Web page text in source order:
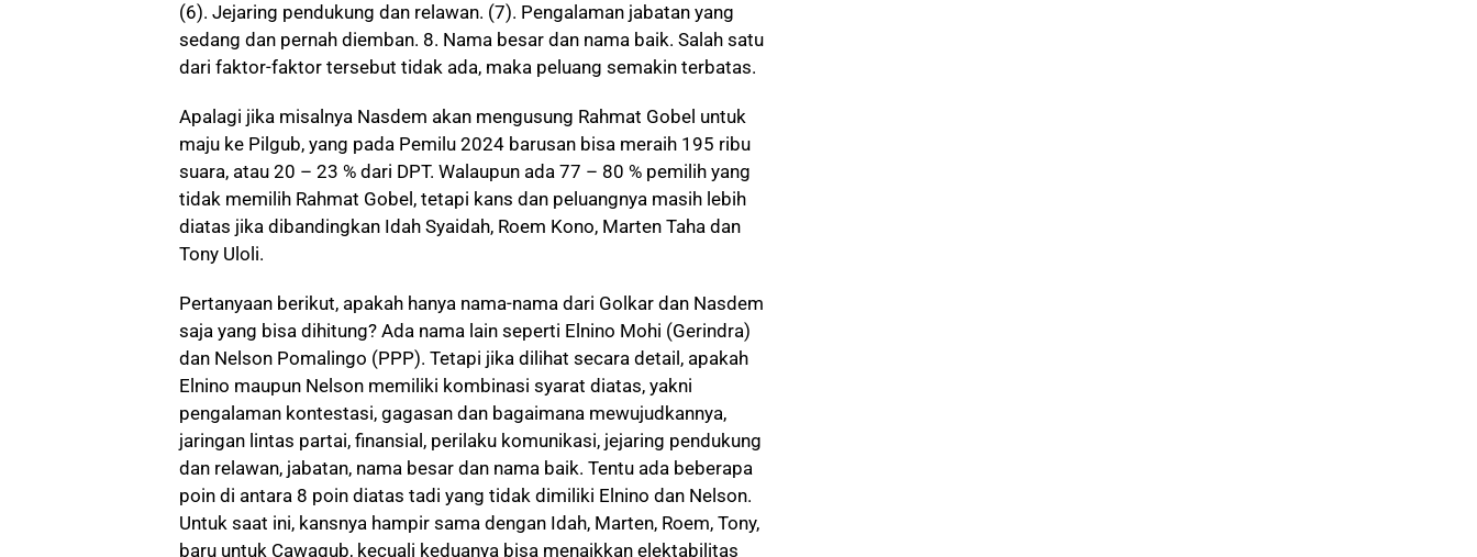
(6). Jejaring pendukung dan relawan. (7). Pengalaman jabatan yang
sedang dan pernah diemban. 8. Nama besar dan nama baik. Salah satu
dari faktor-faktor tersebut tidak ada, maka peluang semakin terbatas.
Apalagi jika misalnya Nasdem akan mengusung Rahmat Gobel untuk
maju ke Pilgub, yang pada Pemilu 2024 barusan bisa meraih 195 ribu
suara, atau 20 – 23 % dari DPT. Walaupun ada 77 – 80 % pemilih yang
tidak memilih Rahmat Gobel, tetapi kans dan peluangnya masih lebih
diatas jika dibandingkan Idah Syaidah, Roem Kono, Marten Taha dan
Tony Uloli.
Pertanyaan berikut, apakah hanya nama-nama dari Golkar dan Nasdem
saja yang bisa dihitung? Ada nama lain seperti Elnino Mohi (Gerindra)
dan Nelson Pomalingo (PPP). Tetapi jika dilihat secara detail, apakah
Elnino maupun Nelson memiliki kombinasi syarat diatas, yakni
pengalaman kontestasi, gagasan dan bagaimana mewujudkannya,
jaringan lintas partai, finansial, perilaku komunikasi, jejaring pendukung
dan relawan, jabatan, nama besar dan nama baik. Tentu ada beberapa
poin di antara 8 poin diatas tadi yang tidak dimiliki Elnino dan Nelson.
Untuk saat ini, kansnya hampir sama dengan Idah, Marten, Roem, Tony,
baru untuk Cawagub, kecuali keduanya bisa menaikkan elektabilitas